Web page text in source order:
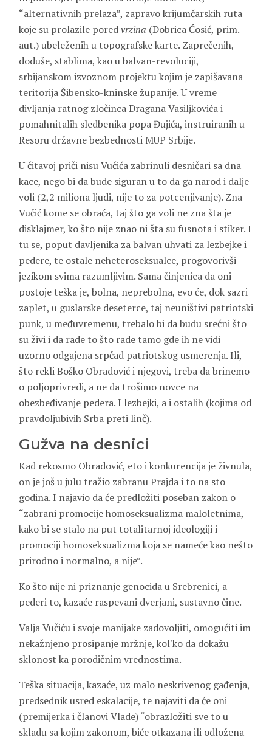
“alternativnih prelaza”, zapravo krijumčarskih ruta
koje su prolazile poredvrzina (Dobrica Ćosić, prim.
aut.) ubeleženih u topografske karte. Zaprečenih,
doduše, stablima, kao u balvan-revoluciji,
srbijanskom izvoznom projektu kojim je zapišavana
teritorija Šibensko-kninske županije. U vreme
divljanja ratnog zločinca Dragana Vasiljkovića i
pomahnitalih sledbenika popa Đujića, instruiranih u
Resoru državne bezbednosti MUP Srbije.
U čitavoj priči nisu Vučića zabrinuli desničari sa dna
kace, nego bi da bude siguran u to da ga narod i dalje
voli (2,2 miliona ljudi, nije to za potcenjivanje). Zna
Vučić kome se obraća, taj što ga voli ne zna šta je
disklajmer, ko što nije znao ni šta su fusnota i stiker. I
tu se, poput davljenika za balvan uhvati za lezbejke i
pedere, te ostale neheteroseksualce, progovorivši
jezikom svima razumljivim. Sama činjenica da oni
postoje teška je, bolna, neprebolna, evo će, dok sazri
zaplet, u guslarske deseterce, taj neuništivi patriotski
punk, u međuvremenu, trebalo bi da budu srećni što
su živi i da rade to što rade tamo gde ih ne vidi
uzorno odgajena srpčad patriotskog usmerenja. Ili,
što rekli Boško Obradović i njegovi, treba da brinemo
o poljoprivredi, a ne da trošimo novce na
obezbeđivanje pedera. I lezbejki, a i ostalih (kojima od
pravdoljubivih Srba preti linč).
Gužva na desnici
Kad rekosmo Obradović, eto i konkurencija je živnula,
on je još u julu tražio zabranu Prajda i to na sto
godina. I najavio da će predložiti poseban zakon o
“zabrani promocije homoseksualizma maloletnima,
kako bi se stalo na put totalitarnoj ideologiji i
promociji homoseksualizma koja se nameće kao nešto
prirodno i normalno, a nije”.
Ko što nije ni priznanje genocida u Srebrenici, a
pederi to, kazaće raspevani dverjani, sustavno čine.
Valja Vučiću i svoje manijake zadovoljiti, omogućiti im
nekažnjeno prosipanje mržnje, kol'ko da dokažu
sklonost ka porodičnim vrednostima.
Teška situacija, kazaće, uz malo neskrivenog gađenja,
predsednik usred eskalacije, te najaviti da će oni
(premijerka i članovi Vlade) “obrazložiti sve to u
skladu sa kojim zakonom, biće otkazana ili odložena